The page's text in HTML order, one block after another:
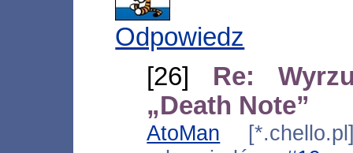
Odpowiedz
[26] Re:
„Death Note”
AtoMan